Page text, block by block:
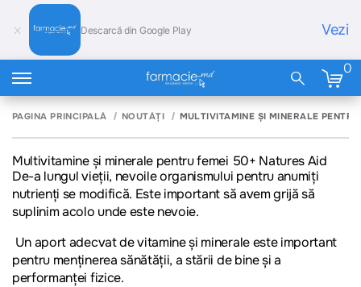
Descarcă din Google Play Vezi
0
PAGINA PRINCIPALĂ NOUTĂȚI MULTIVITAMINE ȘI MINERALE
Multivitamine și minerale pentru femei 50+ Natures Aid
De-a lungul vieţii, nevoile organismului pentru anumiţi
nutrienţi se modifică. Este important să avem grijă să
suplinim acolo unde este nevoie.
Un aport adecvat de vitamine şi minerale este important
pentru menţinerea sănătăţii, a stării de bine şi a
performanţei fizice.